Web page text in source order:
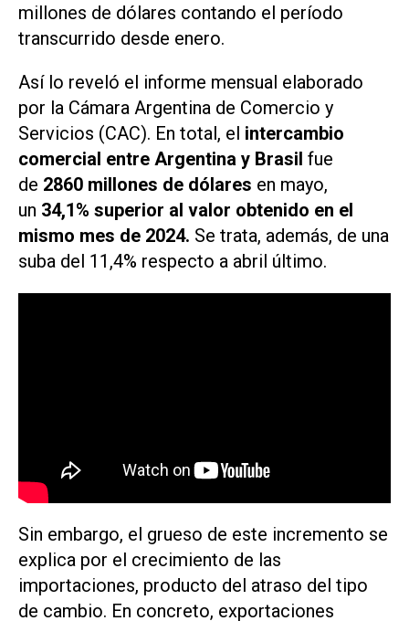
millones de dólares contando el período
transcurrido desde enero.
Así lo reveló el informe mensual elaborado
por la Cámara Argentina de Comercio y
Servicios (CAC). En total, el intercambio
comercial entre Argentina y Brasil fue
de 2860 millones de dólares en mayo,
un 34,1% superior al valor obtenido en el
mismo mes de 2024. Se trata, además, de una
suba del 11,4% respecto a abril último.
Sin embargo, el grueso de este incremento se
explica por el crecimiento de las
importaciones, producto del atraso del tipo
de cambio. En concreto, exportaciones